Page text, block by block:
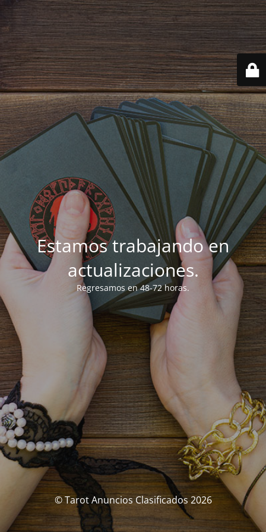
Estamos trabajando en
actualizaciones.
Regresamos en 48-72 horas.
© Tarot Anuncios Clasificados 2026